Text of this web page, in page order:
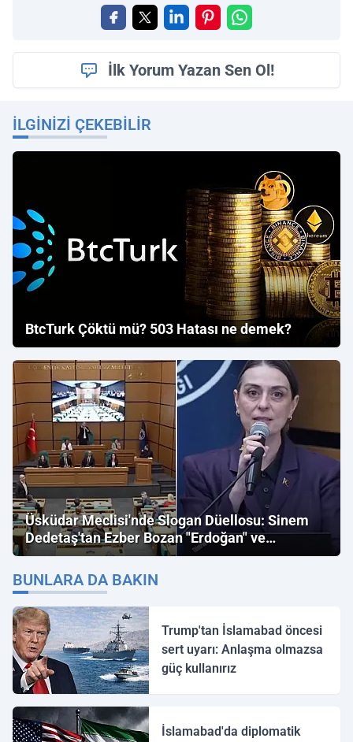
İlk Yorum Yazan Sen Ol!
İLGINIZI ÇEKEBILIR
BtcTurk Çöktü mü? 503 Hatası ne demek?
Üsküdar Meclisi'nde Slogan Düellosu: Sinem
Dedetaş'tan Ezber Bozan "Erdoğan" ve
"İmamoğlu" Çıkışı!
BUNLARA DA BAKIN
Trump'tan İslamabad öncesi
sert uyarı: Anlaşma olmazsa
güç kullanırız
İslamabad'da diplomatik